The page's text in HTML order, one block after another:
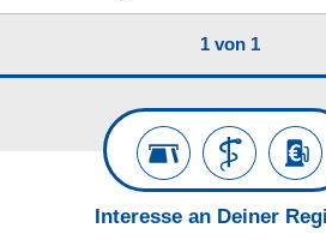
1 von 1
Interesse an Deiner